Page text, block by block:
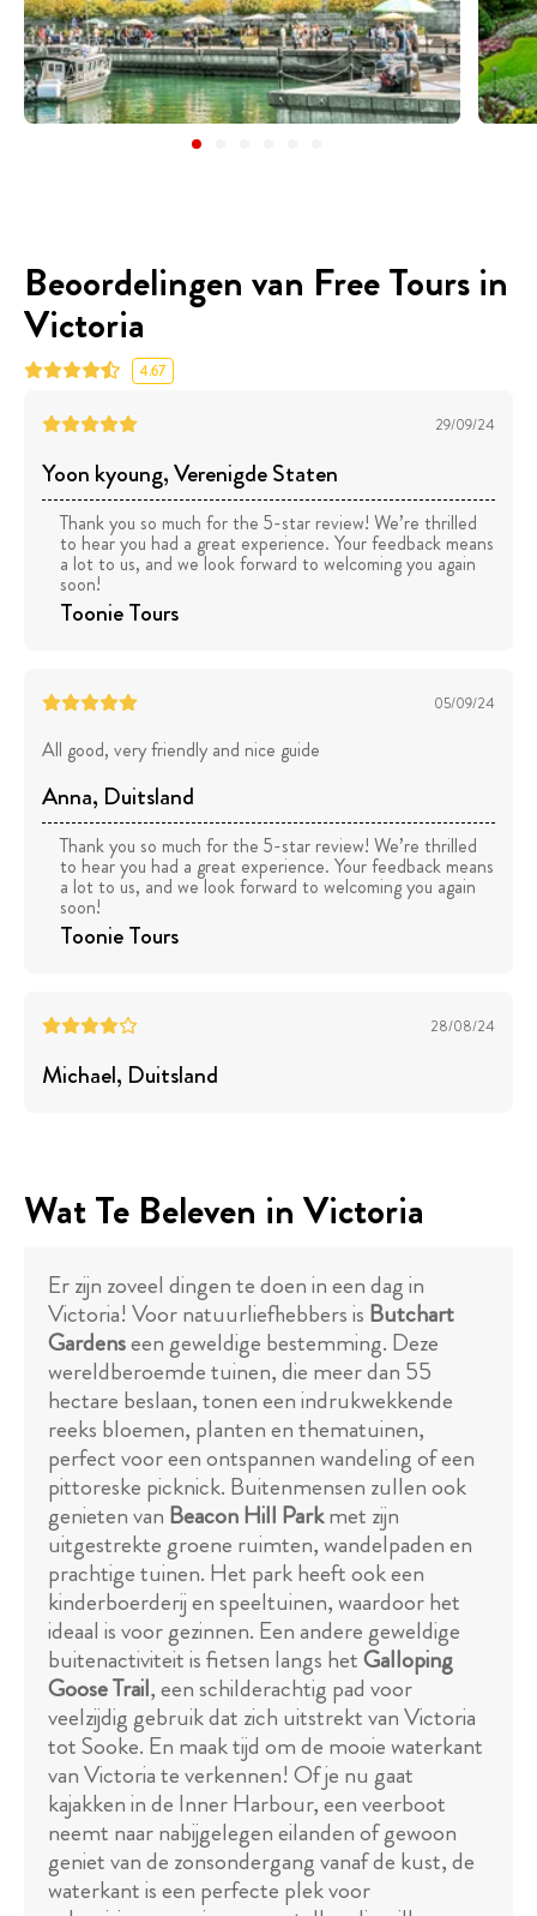
Beoordelingen van Free Tours in
Victoria
4.67
29/09/24
Yoon kyoung, Verenigde Staten
Thank you so much for the 5-star review! We’re thrilled
to hear you had a great experience. Your feedback means
a lot to us, and we look forward to welcoming you again
soon!
Toonie Tours
05/09/24
All good, very friendly and nice guide
Anna, Duitsland
Thank you so much for the 5-star review! We’re thrilled
to hear you had a great experience. Your feedback means
a lot to us, and we look forward to welcoming you again
soon!
Toonie Tours
28/08/24
Michael, Duitsland
Wat Te Beleven in Victoria
Er zijn zoveel dingen te doen in een dag in
Victoria! Voor natuurliefhebbers is Butchart
Gardenseen geweldige bestemming. Deze
wereldberoemde tuinen, die meer dan 55
hectare beslaan, tonen een indrukwekkende
reeks bloemen, planten en thematuinen,
perfect voor een ontspannen wandeling of een
pittoreske picknick. Buitenmensen zullen ook
genieten van Beacon Hill Parkmet zijn
uitgestrekte groene ruimten, wandelpaden en
prachtige tuinen. Het park heeft ook een
kinderboerderij en speeltuinen, waardoor het
ideaal is voor gezinnen. Een andere geweldige
buitenactiviteit is fietsen langs hetGalloping
Goose Trail, een schilderachtig pad voor
veelzijdig gebruik dat zich uitstrekt van Victoria
tot Sooke. En maak tijd om de mooie waterkant
van Victoria te verkennen! Of je nu gaat
kajakken in de Inner Harbour, een veerboot
neemt naar nabijgelegen eilanden of gewoon
geniet van de zonsondergang vanaf de kust, de
waterkant is een perfecte plek voor